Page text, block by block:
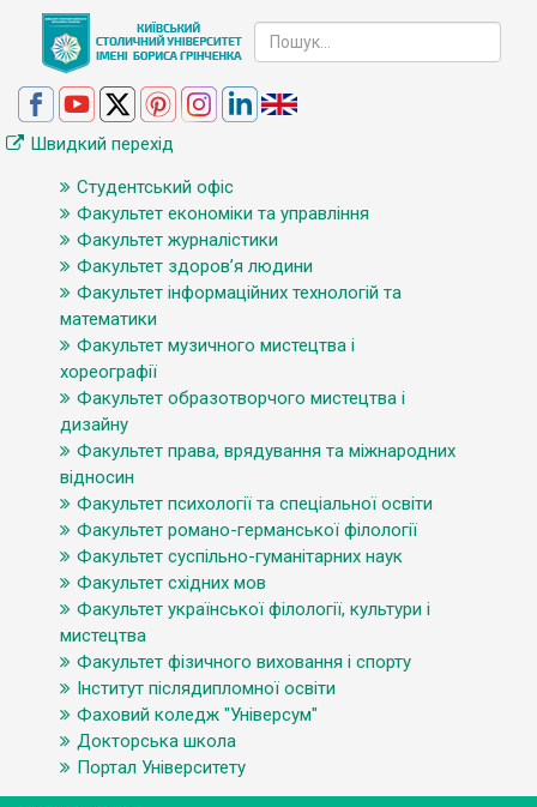
Швидкий перехід
Студентський офіс
Факультет економіки та управління
Факультет журналістики
Факультет здоров’я людини
Факультет інформаційних технологій та
математики
Факультет музичного мистецтва і
хореографії
Факультет образотворчого мистецтва і
дизайну
Факультет права, врядування та міжнародних
відносин
Факультет психології та спеціальної освіти
Факультет романо-германської філології
Факультет суспільно-гуманітарних наук
Факультет східних мов
Факультет української філології, культури і
мистецтва
Факультет фізичного виховання і спорту
Інститут післядипломної освіти
Фаховий коледж "Універсум"
Докторська школа
Портал Університету